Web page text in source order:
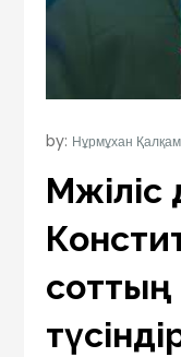
by: Нұрмұхан
соттың